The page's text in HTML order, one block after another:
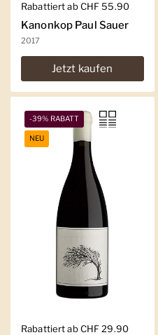
Regulärer Preis
Rabattiert ab CHF 55.90
Kanonkop Paul Sauer
2017
Jetzt kaufen
Regulärer Preis
Rabattiert ab CHF 29.90
-39% RABATT
NEU